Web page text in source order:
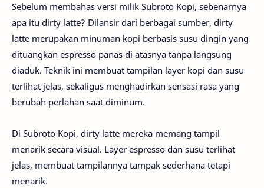
Sebelum membahas versi milik Subroto Kopi, sebenarnya
apa itu dirty latte? Dilansir dari berbagai sumber, dirty
latte merupakan minuman kopi berbasis susu dingin yang
dituangkan espresso panas di atasnya tanpa langsung
diaduk. Teknik ini membuat tampilan layer kopi dan susu
terlihat jelas, sekaligus menghadirkan sensasi rasa yang
berubah perlahan saat diminum.
Di Subroto Kopi, dirty latte mereka memang tampil
menarik secara visual. Layer espresso dan susu terlihat
jelas, membuat tampilannya tampak sederhana tetapi
menarik.